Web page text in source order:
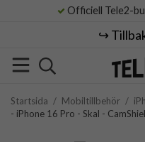
Officiell Tele2-
↪️
Startsida / Mobiltillbehör /
- iPhone 16 Pro - Skal -